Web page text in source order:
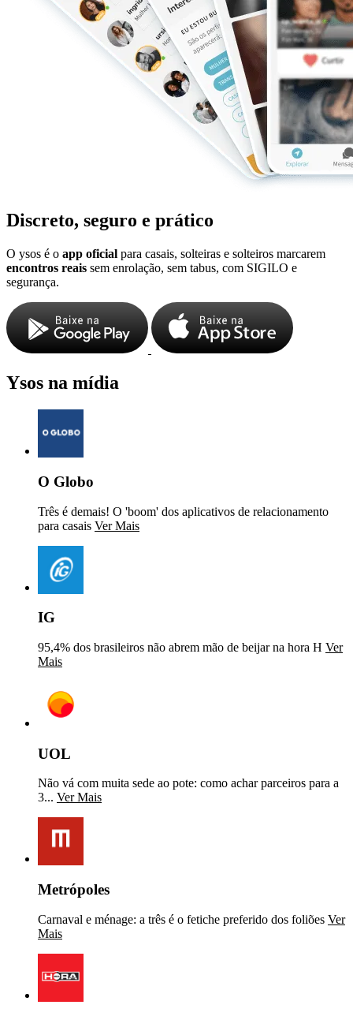
Discreto, seguro e prático
O ysos é o app oficial para casais, solteiras e solteiros marcarem
encontros reais sem enrolação, sem tabus, com SIGILO e
segurança.
Ysos na mídia
O Globo
Três é demais! O 'boom' dos aplicativos de relacionamento
para casais Ver Mais
IG
95,4% dos brasileiros não abrem mão de beijar na hora H Ver
Mais
UOL
Não vá com muita sede ao pote: como achar parceiros para a
3... Ver Mais
Metrópoles
Carnaval e ménage: a três é o fetiche preferido dos foliões Ver
Mais